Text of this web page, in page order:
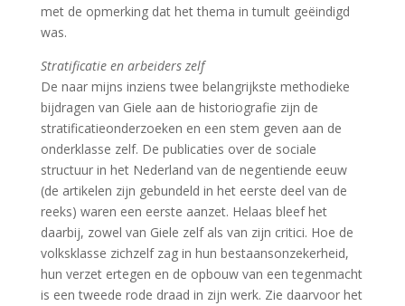
met de opmerking dat het thema in tumult geëindigd
was.
Stratificatie en arbeiders zelf
De naar mijns inziens twee belangrijkste methodieke
bijdragen van Giele aan de historiografie zijn de
stratificatieonderzoeken en een stem geven aan de
onderklasse zelf. De publicaties over de sociale
structuur in het Nederland van de negentiende eeuw
(de artikelen zijn gebundeld in het eerste deel van de
reeks) waren een eerste aanzet. Helaas bleef het
daarbij, zowel van Giele zelf als van zijn critici. Hoe de
volksklasse zichzelf zag in hun bestaansonzekerheid,
hun verzet ertegen en de opbouw van een tegenmacht
is een tweede rode draad in zijn werk. Zie daarvoor het